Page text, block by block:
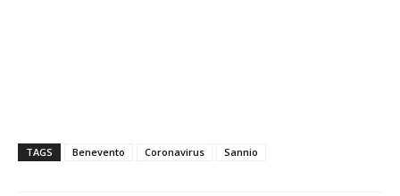
TAGS Benevento Coronavirus Sannio